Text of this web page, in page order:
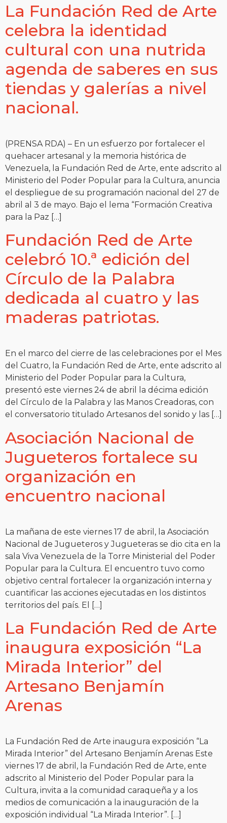
La Fundación Red de Arte
celebra la identidad
cultural con una nutrida
agenda de saberes en sus
tiendas y galerías a nivel
nacional.
(PRENSA RDA) – En un esfuerzo por fortalecer el
quehacer artesanal y la memoria histórica de
Venezuela, la Fundación Red de Arte, ente adscrito al
Ministerio del Poder Popular para la Cultura, anuncia
el despliegue de su programación nacional del 27 de
abril al 3 de mayo. Bajo el lema “Formación Creativa
para la Paz […]
Fundación Red de Arte
celebró 10.ª edición del
Círculo de la Palabra
dedicada al cuatro y las
maderas patriotas.
En el marco del cierre de las celebraciones por el Mes
del Cuatro, la Fundación Red de Arte, ente adscrito al
Ministerio del Poder Popular para la Cultura,
presentó este viernes 24 de abril la décima edición
del Círculo de la Palabra y las Manos Creadoras, con
el conversatorio titulado Artesanos del sonido y las […]
Asociación Nacional de
Jugueteros fortalece su
organización en
encuentro nacional
La mañana de este viernes 17 de abril, la Asociación
Nacional de Jugueteros y Jugueteras se dio cita en la
sala Viva Venezuela de la Torre Ministerial del Poder
Popular para la Cultura. El encuentro tuvo como
objetivo central fortalecer la organización interna y
cuantificar las acciones ejecutadas en los distintos
territorios del país. ​El […]
La Fundación Red de Arte
inaugura exposición “La
Mirada Interior” del
Artesano Benjamín
Arenas
La Fundación Red de Arte inaugura exposición “La
Mirada Interior” del Artesano Benjamín Arenas Este
viernes 17 de abril, la Fundación Red de Arte, ente
adscrito al Ministerio del Poder Popular para la
Cultura, invita a la comunidad caraqueña y a los
medios de comunicación a la inauguración de la
exposición individual “La Mirada Interior”. […]